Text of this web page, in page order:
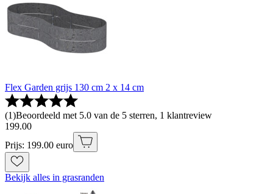
Flex Garden grijs 130 cm 2 x 14 cm
(1)Beoordeeld met 5.0 van de 5 sterren, 1 klantreview
199.00
Prijs: 199.00 euro
Bekijk alles in grasranden